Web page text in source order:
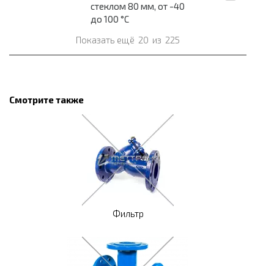
стеклом 80 мм, от -40
до 100 °С
Показать ещё 20 из 225
Смотрите также
Фильтр